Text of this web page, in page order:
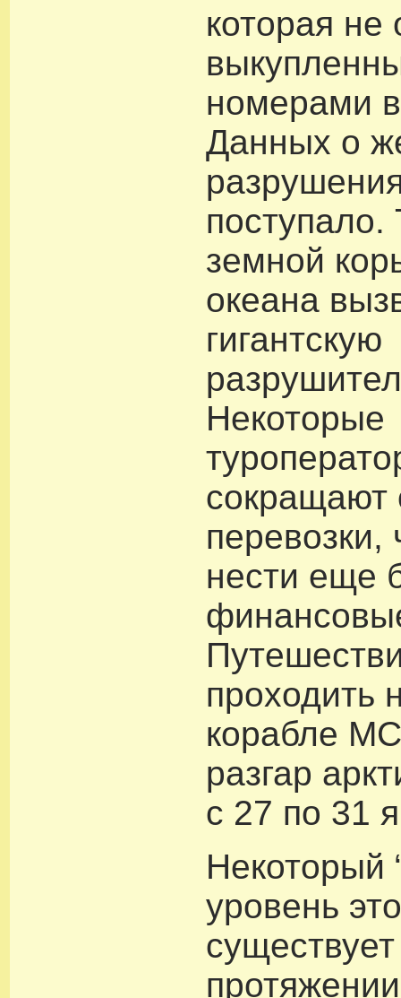
которая не
номерами
Данных о
поступало.
земной
океана
гигантскую
Некоторые
перевозки,
нести еще
проходить
корабле
разгар
с 27 по 31
Некоторый
уровень